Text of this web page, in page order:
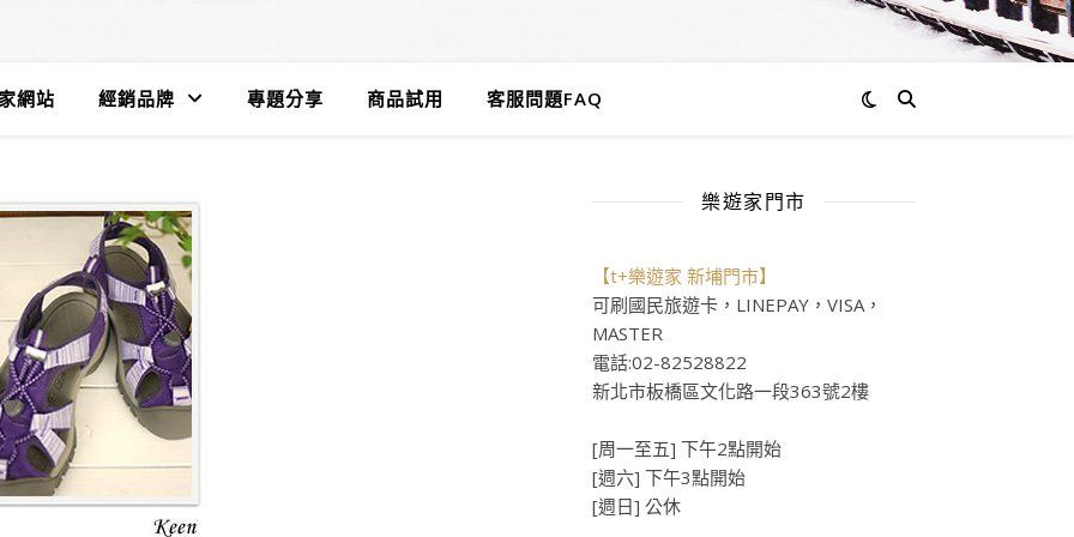
網站 經銷品牌 專題分享 商品試用 客服問題FAQ
樂遊家門市
【t+樂遊家 新埔門市】
可刷國民旅遊卡，LINEPAY，VISA，
MASTER
電話:02-82528822
新北市板橋區文化路一段363號2樓
[周一至五] 下午2點開始
[週六] 下午3點開始
[週日] 公休